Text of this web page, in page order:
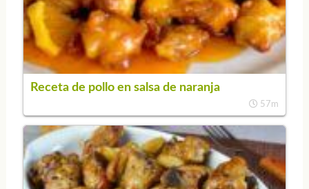
Receta de pollo en salsa de naranja
57m